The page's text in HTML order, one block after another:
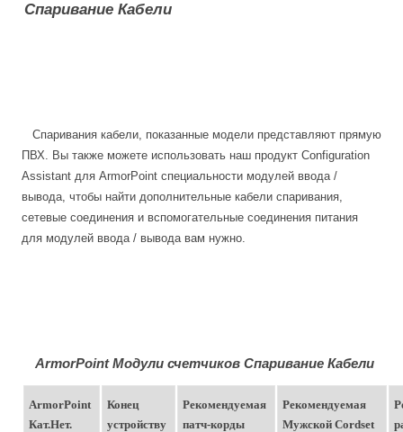
Спаривание Кабели
Спаривания кабели, показанные модели представляют прямую
ПВХ. Вы также можете использовать наш продукт Configuration
Assistant для ArmorPoint специальности модулей ввода /
вывода, чтобы найти дополнительные кабели спаривания,
сетевые соединения и вспомогательные соединения питания
для модулей ввода / вывода вам нужно.
ArmorPoint Модули счетчиков Спаривание Кабели
ArmorPoint
Кат.Нет.
Конец
устройству
Рекомендуемая
патч-корды
Рекомендуемая
Мужской Cordset